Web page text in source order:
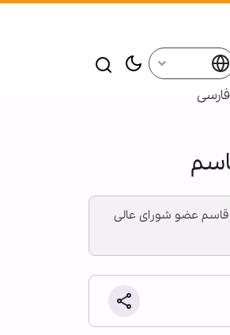
فارسی
شنبه ۲۵ بهمن ۱۳۹۹ با حضور آیت الله شیخ عیسی قاسم عضو شورای عالی